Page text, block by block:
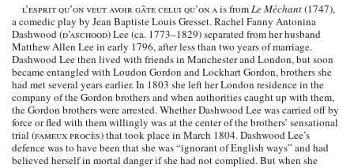
l’esprit qu’on veut avoir gâte celui qu’on ais fromLe Mèchant(1747),
a comedic play by Jean Baptiste Louis Gresset. Rachel Fanny Antonina
Dashwood (d’aschood) Lee (ca. 1773–1829) separated from her husband
Matthew Allen Lee in early 1796, after less than two years of marriage.
Dashwood Lee then lived with friends in Manchester and London, but soon
became entangled with Loudon Gordon and Lockhart Gordon, brothers she
had met several years earlier. In 1803 she left her London residence in the
company of the Gordon brothers and when authorities caught up with them,
the Gordon brothers were arrested. Whether Dashwood Lee was carried off by
force or fled with them willingly was at the center of the brothers’ sensational
trial (fameux procès) that took place in March 1804. Dashwood Lee’s
defence was to have been that she was “ignorant of English ways” and had
believed herself in mortal danger if she had not complied. But when she